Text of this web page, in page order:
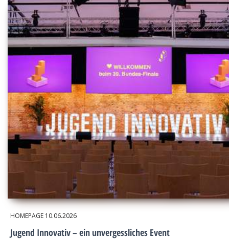
HOMEPAGE 10.06.2026
Jugend Innovativ – ein unvergessliches Event